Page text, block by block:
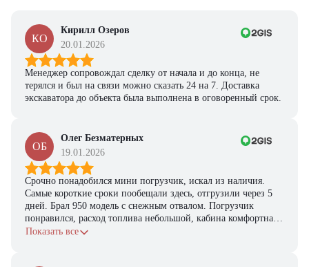
КО
Кирилл Озеров
20.01.2026
Менеджер сопровождал сделку от начала и до конца, не
терялся и был на связи можно сказать 24 на 7. Доставка
экскаватора до объекта была выполнена в оговоренный срок.
ОБ
Олег Безматерных
19.01.2026
Срочно понадобился мини погрузчик, искал из наличия.
Самые короткие сроки пообещали здесь, отгрузили через 5
дней. Брал 950 модель с снежным отвалом. Погрузчик
понравился, расход топлива небольшой, кабина комфортная,
с задачами справляется.
Показать все